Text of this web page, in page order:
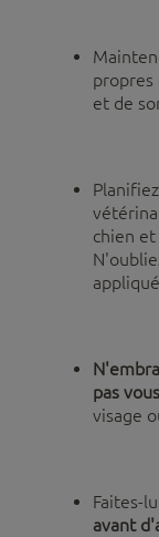
propres
et de
chien
pas
visage
Faites-
avant